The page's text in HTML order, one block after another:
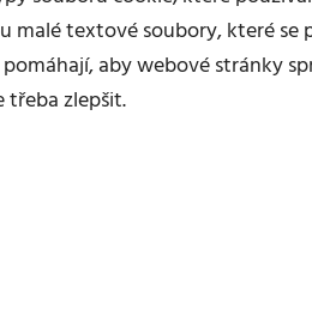
textové soubory, které
aby webové stránky
třeba zlepšit.